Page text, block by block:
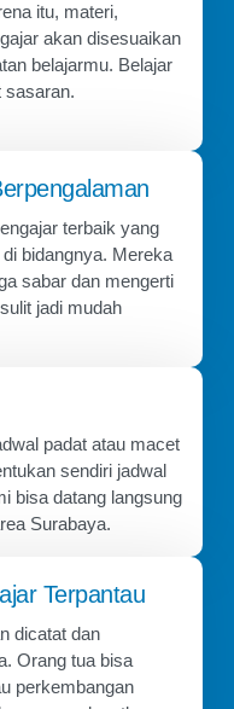
itu, materi,
akan disesuaikan
belajarmu. Belajar
sasaran.
terbaik yang
bidangnya. Mereka
sabar dan mengerti
jadi mudah
padat atau macet
sendiri jadwal
bisa datang langsung
Surabaya.
Terpantau
dicatat dan
Orang tua bisa
perkembangan